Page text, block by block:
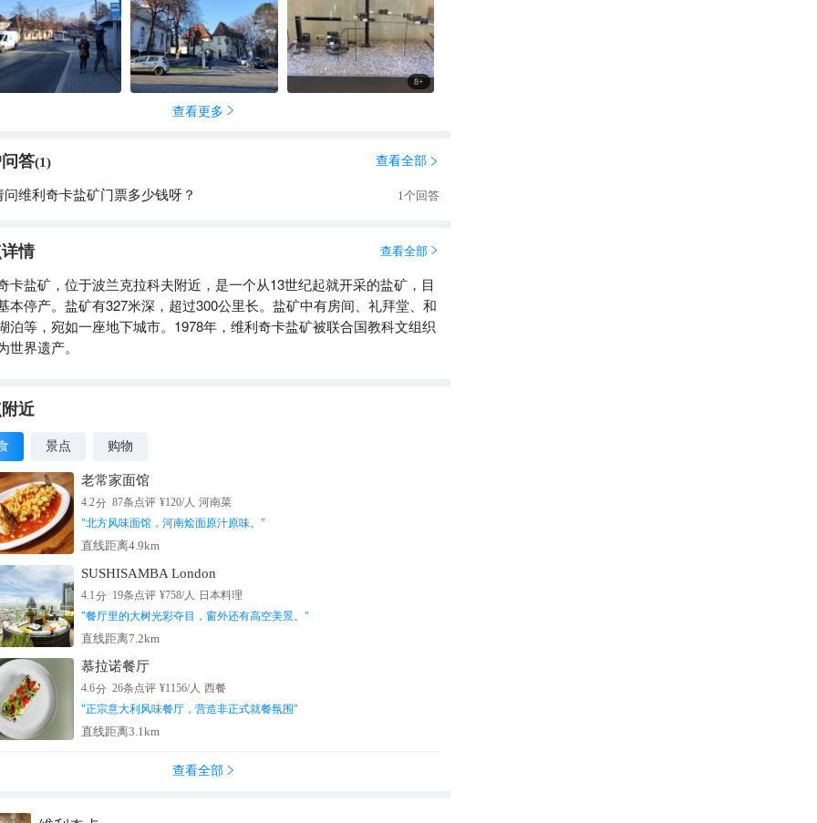
械化逐渐广泛应用之后，开采量大大增加，为了使巨大的开采量得到满
们不断地向下寻找新的盐矿资源，所以盐井也就越挖越深，如今已经到
余米深处。 1368年，卡西米尔大帝（Kazimierz Wielki）放弃了对盐矿的
，颁布了一道被后来被称为卡西米尔（Statut Kazimierzowski）的法令。
件规定了个人与各种工作团体的权利和税率，以及作账目的规范。成立
员会以检查地下的挖掘和建筑，核查账目，还有发出指导和指令。 在16
控制在第一次瓜分波兰时终结。奥地利的统治不仅在组织和管理上有所
8+
查看更多 
答(1) 查看全部 
问维利奇卡盐矿门票多少钱呀？ 1个回答
情 查看全部 
卡盐矿，位于波兰克拉科夫附近，是一个从13世纪起就开采的盐矿，目
本停产。盐矿有327米深，超过300公里长。盐矿中有房间、礼拜堂、和
泊等，宛如一座地下城市。1978年，维利奇卡盐矿被联合国教科文组织
世界遗产。
近
景点 购物
老常家面馆
4.2分 87条点评 ¥120/人 河南菜
"北方风味面馆，河南烩面原汁原味。 "
直线距离4.9km
SUSHISAMBA London
4.1 分 19条点评 ¥758/人
日本料理
"餐厅里的大树光彩夺目，窗外还有高空美景。 "
直线距离7.2km
慕拉诺餐厅
4.6分 26条点评 ¥1156/人 西餐
"正宗意大利风味餐厅，营造非正式就餐氛围"
直线距离3.1km
查看全部 